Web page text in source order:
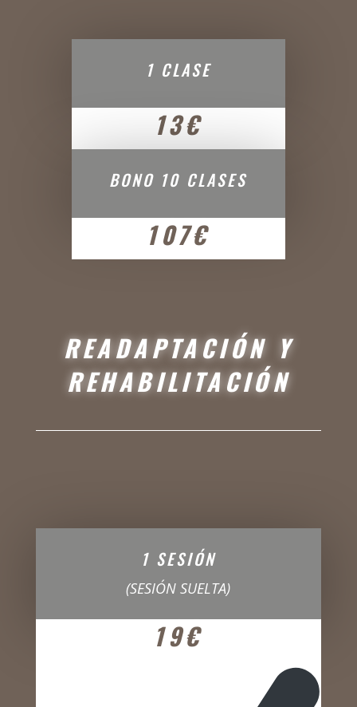
1 CLASE
13€
BONO 10 CLASES
107€
READAPTACIÓN Y
REHABILITACIÓN
1 SESIÓN
(SESIÓN SUELTA)
19€